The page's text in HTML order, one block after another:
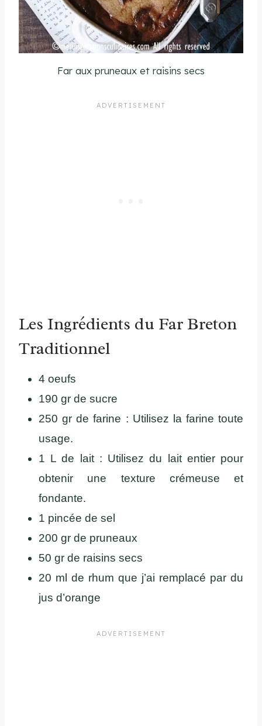
Far aux pruneaux et raisins secs
Les Ingrédients du Far Breton
Traditionnel
4 oeufs
190 gr de sucre
250 gr de farine : Utilisez la farine toute
usage.
1 L de lait : Utilisez du lait entier pour
obtenir une texture crémeuse et
fondante.
1 pincée de sel
200 gr de pruneaux
50 gr de raisins secs
20 ml de rhum que j’ai remplacé par du
jus d’orange